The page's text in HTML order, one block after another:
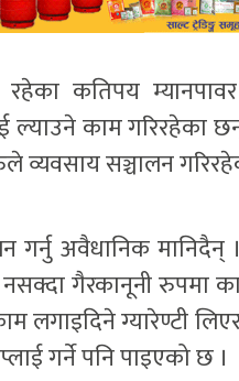
कतिपय म्यानपावर
ल्याउने काम गरिरहेका
व्यवसाय सञ्चालन
अवैधानिक मानिदैन्
गैरकानूनी रुपमा
ग्यारेण्टी
गर्ने पनि पाइएको छ ।